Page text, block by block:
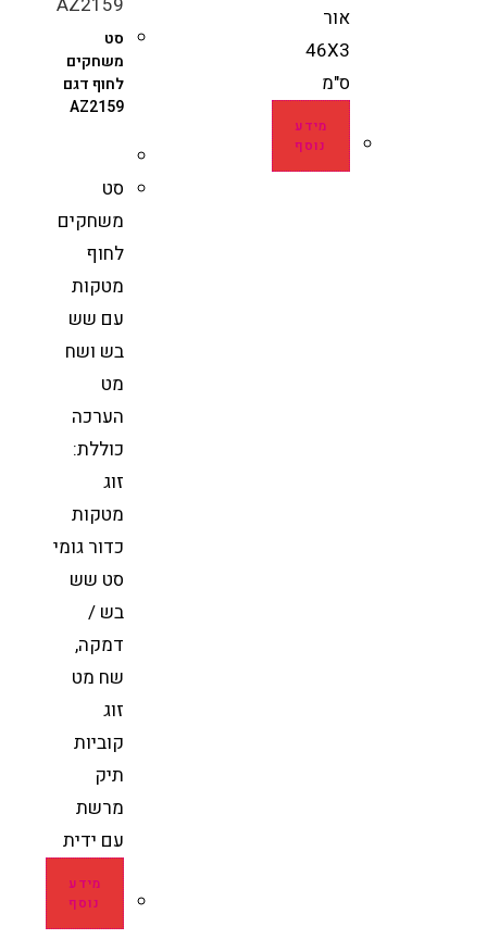
אור
46X3
ס"מ
מידע
נוסף
סט
משחקים
לחוף דגם
AZ2159
סט
משחקים
לחוף
מטקות
עם שש
בש ושח
מט
הערכה
כוללת:
זוג
מטקות
כדור גומי
סט שש
בש /
דמקה,
שח מט
זוג
קוביות
תיק
מרשת
עם ידית
מידע
נוסף